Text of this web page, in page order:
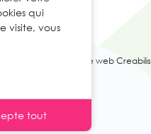
Agence web Creabilis
qui
visite, vous
tout